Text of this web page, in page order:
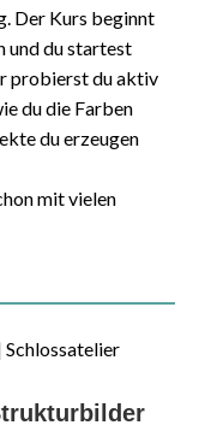
Der Kurs beginnt
und du startest
probierst du aktiv
du die Farben
du erzeugen
mit vielen